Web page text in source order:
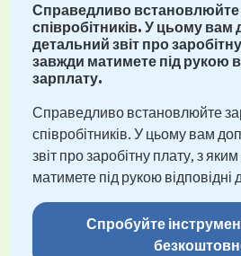
Справедливо встановлюйте
співробітників. У цьому
детальний звіт про
завжди матимете під рукою
зарплату.
Справедливо встановлюйте
співробітників. У цьому вам
звіт про заробітну плату, з
матимете під рукою відповідні
Спробуйте